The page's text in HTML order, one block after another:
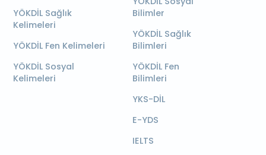
YÖKDİL Sağlık
Kelimeleri
YÖKDİL Fen Kelimeleri
YÖKDİL Sosyal
Kelimeleri
Bilimler
YÖKDİL Sağlık
Bilimleri
YÖKDİL Fen
Bilimleri
YKS-DİL
E-YDS
IELTS